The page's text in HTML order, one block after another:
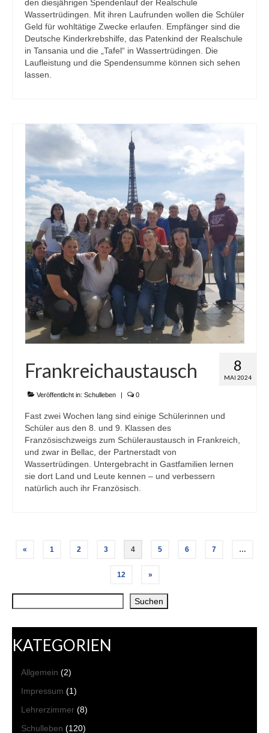
den diesjährigen Spendenlauf der Realschule
Wassertrüdingen. Mit ihren Laufrunden wollen die Schüler
Geld für wohltätige Zwecke erlaufen. Empfänger sind die
Deutsche Kinderkrebshilfe, das Patenkind der Realschule
in Tansania und die „Tafel“ in Wassertrüdingen. Die
Laufleistung und die Spendensumme können sich sehen
lassen.
8
MAI 2024
Frankreichaustausch
Veröffentlicht in: Schulleben | 0
Fast zwei Wochen lang sind einige Schülerinnen und
Schüler aus den 8. und 9. Klassen des
Französischzweigs zum Schüleraustausch in Frankreich,
und zwar in Bellac, der Partnerstadt von
Wassertrüdingen. Untergebracht in Gastfamilien lernen
sie dort Land und Leute kennen – und verbessern
natürlich auch ihr Französisch.
Seitennummerierung
Beiträge
« 1 2 3 4 5 6 7 …
12 »
Suchen
KATEGORIEN
Allgemein (2)
Impressum (1)
Lehrerzimmer (8)
Schulleben (120)